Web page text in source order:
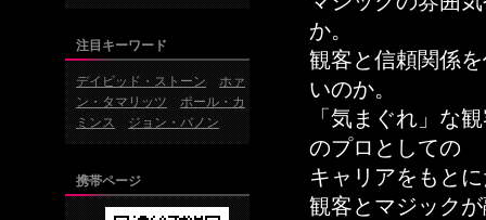
注目キーワード
デイビッド・ストーン
ホァ
ン・タマリッツ
ポール・カ
ミンス
ジョン・バノン
携帯ページ
か。
観客と信頼関係
いのか。
「気まぐれ」な
のプロとしての
キャリアをもと
観客とマジック